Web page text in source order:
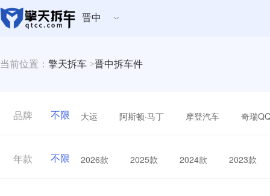
晋中
当前位置： 擎天拆车 >晋中拆车件
品牌 不限 大运 阿斯顿·马丁 摩登汽车 奇瑞
年款 不限 2026款 2025款 2024款 2023款